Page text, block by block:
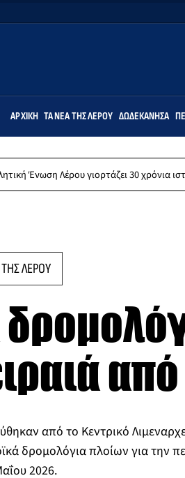
ΑΡΧΙΚΉ ΤΑ ΝΈΑ ΤΗΣ ΛΈΡΟΥ ΔΩΔΕΚΆΝΗΣΑ
γιορτάζει 30 χρόνια ιστορίας -
ΛΕΡΟΥ
από το Κεντρικό
δρομολόγια πλοίων για την
2026.